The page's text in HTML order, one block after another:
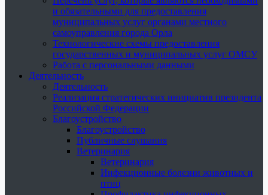
и обязательными для предоставления
муниципальных услуг органами местного
самоуправления города Орла
Технологические схемы предоставления
государственных и муниципальных услуг ОМСУ
Работа с персональными данными
Деятельность
Деятельность
Реализация стратегических инициатив президента
Российской Федерации
Благоустройство
Благоустройство
Публичные слушания
Ветеринария
Ветеринария
Инфекционные болезни животных и
птиц